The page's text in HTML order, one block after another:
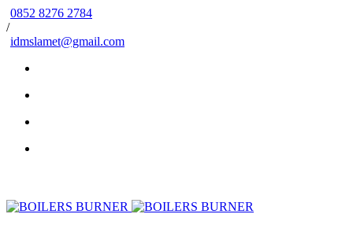
0852 8276 2784
/
idmslamet@gmail.com